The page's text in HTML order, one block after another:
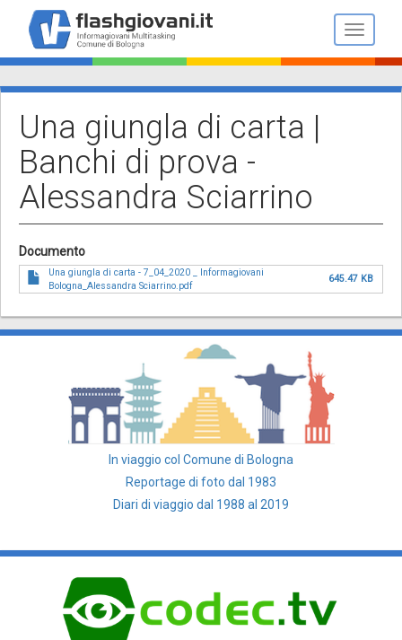
contenuto
principale
Toggle
Una giungla di carta |
Banchi di prova -
Alessandra Sciarrino
Documento
Una giungla di carta - 7_04_2020 _ Informagiovani
Bologna_Alessandra Sciarrino.pdf
645.47 KB
In viaggio col Comune di Bologna
Reportage di foto dal 1983
Diari di viaggio dal 1988 al 2019